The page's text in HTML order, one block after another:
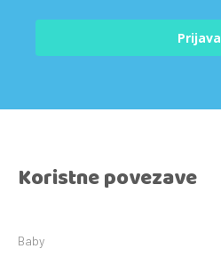
Prijava
Koristne povezave
Baby